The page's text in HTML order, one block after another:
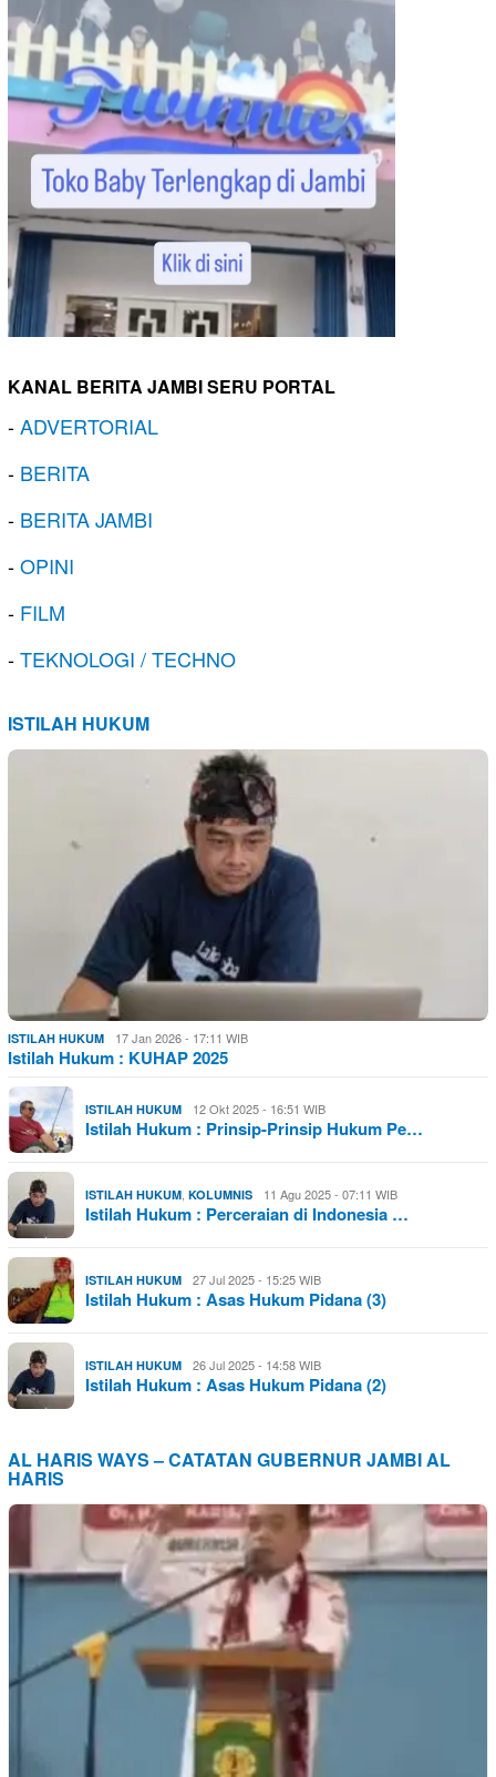
KANAL BERITA JAMBI SERU PORTAL
-ADVERTORIAL
- BERITA
- BERITA JAMBI
-OPINI
- FILM
-TEKNOLOGI / TECHNO
ISTILAH HUKUM
ISTILAH HUKUM 17 Jan 2026 - 17:11 WIB
Istilah Hukum : KUHAP 2025
ISTILAH HUKUM 12 Okt 2025 - 16:51 WIB
Istilah Hukum : Prinsip-Prinsip Hukum Pe…
ISTILAH HUKUM, KOLUMNIS 11 Agu 2025 - 07:11 WIB
Istilah Hukum : Perceraian di Indonesia …
ISTILAH HUKUM 27 Jul 2025 - 15:25 WIB
Istilah Hukum : Asas Hukum Pidana (3)
ISTILAH HUKUM 26 Jul 2025 - 14:58 WIB
Istilah Hukum : Asas Hukum Pidana (2)
AL HARIS WAYS – CATATAN GUBERNUR JAMBI AL
HARIS